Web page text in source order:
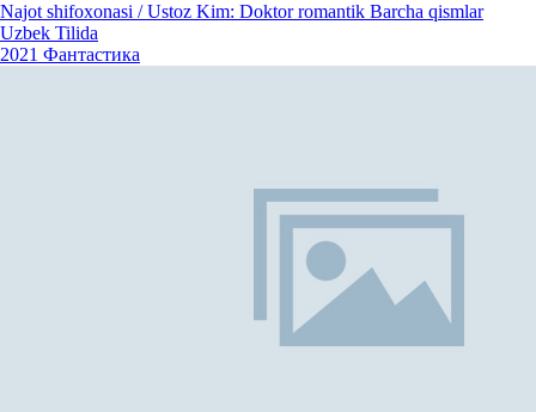
Najot shifoxonasi / Ustoz Kim: Doktor romantik Barcha qismlar
Uzbek Tilida
2021 Фантастика